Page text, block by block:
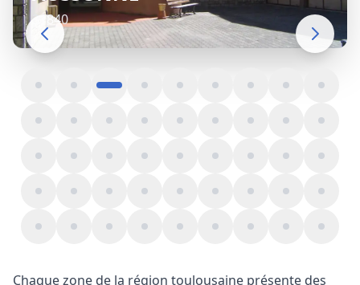
Chaque zone de la région toulousaine présente des
protection à votre environnement.